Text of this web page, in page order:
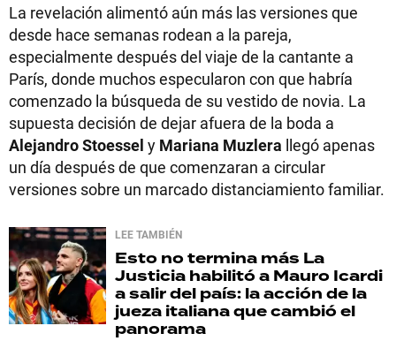
La revelación alimentó aún más las versiones que
desde hace semanas rodean a la pareja,
especialmente después del viaje de la cantante a
París, donde muchos especularon con que habría
comenzado la búsqueda de su vestido de novia. La
supuesta decisión de dejar afuera de la boda a
Alejandro Stoessel y Mariana Muzlera llegó apenas
un día después de que comenzaran a circular
versiones sobre un marcado distanciamiento familiar.
LEE TAMBIÉN
Esto no termina más La
Justicia habilitó a Mauro Icardi
a salir del país: la acción de la
jueza italiana que cambió el
panorama